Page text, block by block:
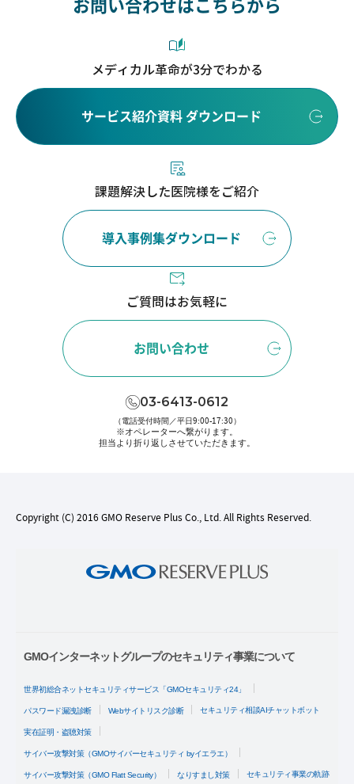
お問い合わせはこちらから
メディカル革命が3分でわかる
サービス紹介資料 ダウンロード
課題解決した医院様をご紹介
導入事例集ダウンロード
ご質問はお気軽に
お問い合わせ
03-6413-0612
（電話受付時間／平日9:00-17:30）
※オペレーターへ繋がります。
担当より折り返しさせていただきます。
Copyright (C) 2016 GMO Reserve Plus Co., Ltd. All Rights Reserved.
GMOインターネットグループのセキュリティ事業について
世界初総合ネットセキュリティサービス「GMOセキュリティ24」
パスワード漏洩診断 Webサイトリスク診断 セキュリティ相談AIチャットボット
実在証明・盗聴対策
サイバー攻撃対策（GMOサイバーセキュリティ byイエラエ）
サイバー攻撃対策（GMO Flatt Security） なりすまし対策 セキュリティ事業の軌跡